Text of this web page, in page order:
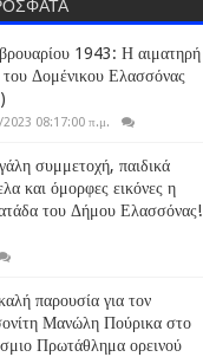
1943: Η αιματηρή
Δομένικου Ελασσόνας
08:17:00 π.μ.
συμμετοχή, παιδικά
και όμορφες εικόνες η
του Δήμου Ελασσόνας!
παρουσία για τον
Μανώλη Πούρικα στο
Πρωτάθλημα ορεινού